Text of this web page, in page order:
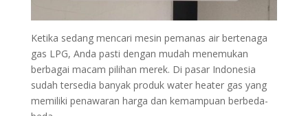
Ketika sedang mencari mesin pemanas air bertenaga
gas LPG, Anda pasti dengan mudah menemukan
berbagai macam pilihan merek. Di pasar Indonesia
sudah tersedia banyak produk water heater gas yang
memiliki penawaran harga dan kemampuan berbeda-